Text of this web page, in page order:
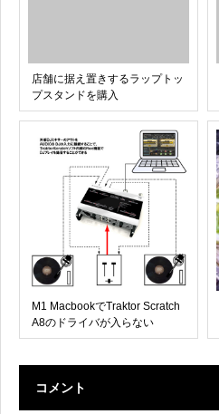
店舗に据え置きするラップトッ
プスタンドを購入
M1 MacbookでTraktor Scratch
A8のドライバが入らない
コメント